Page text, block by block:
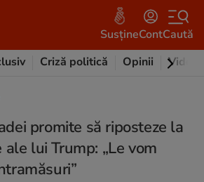
SusțineContCaută
Criză politică Opinii Video
promite să riposteze la
lui Trump: „Le vom